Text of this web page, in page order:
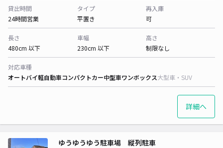
貸出時間
24時間営業
タイプ
平置き
再入庫
可
長さ
480cm 以下
車幅
230cm 以下
高さ
制限なし
対応車種
オートバイ軽自動車コンパクトカー中型車ワンボックス大型車・SUV
詳細へ
ゆうゆうゆう駐車場 縦列駐車